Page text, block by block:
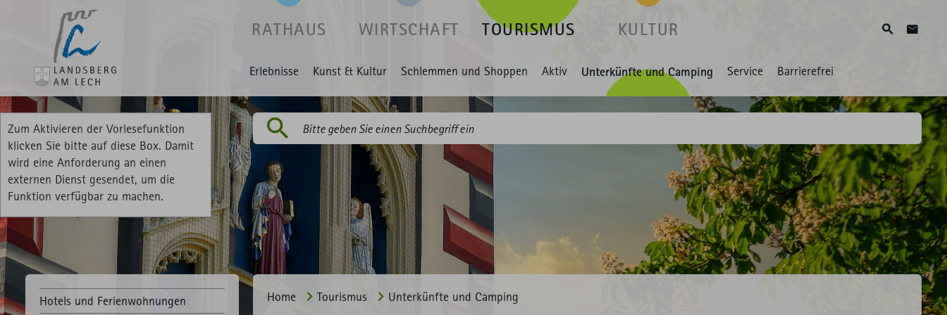
RATHAUS WIRTSCHAFT TOURISMUS KULTUR SucheZum
Erlebnisse Kunst & Kultur Schlemmen und Shoppen Aktiv Unterkünfte und Camping Service Barrierefrei
Zum Aktivieren der Vorlesefunktion
klicken Sie bitte auf diese Box. Damit
wird eine Anforderung an einen
externen Dienst gesendet, um die
Funktion verfügbar zu machen.
Suchen
Hotels und Ferienwohnungen
Home Tourismus Unterkünfte und Camping